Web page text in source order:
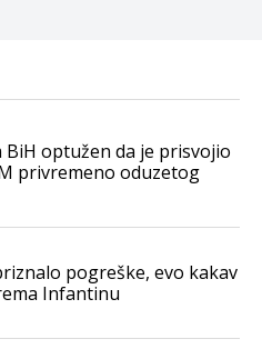
BiH optužen da je prisvojio
privremeno oduzetog
pogreške, evo kakav
Infantinu